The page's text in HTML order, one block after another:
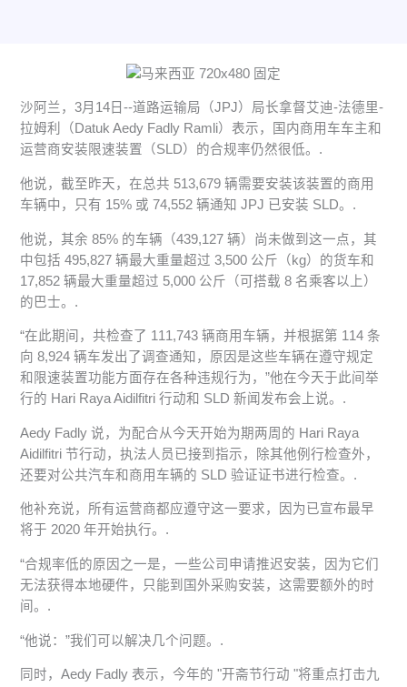
沙阿兰，3月14日--道路运输局（JPJ）局长拿督艾迪-法德里-
拉姆利（Datuk Aedy Fadly Ramli）表示，国内商用车车主和
运营商安装限速装置（SLD）的合规率仍然很低。.
他说，截至昨天，在总共 513,679 辆需要安装该装置的商用
车辆中，只有 15% 或 74,552 辆通知 JPJ 已安装 SLD。.
他说，其余 85% 的车辆（439,127 辆）尚未做到这一点，其
中包括 495,827 辆最大重量超过 3,500 公斤（kg）的货车和
17,852 辆最大重量超过 5,000 公斤（可搭载 8 名乘客以上）
的巴士。.
“在此期间，共检查了 111,743 辆商用车辆，并根据第 114 条
向 8,924 辆车发出了调查通知，原因是这些车辆在遵守规定
和限速装置功能方面存在各种违规行为，”他在今天于此间举
行的 Hari Raya Aidilfitri 行动和 SLD 新闻发布会上说。.
Aedy Fadly 说，为配合从今天开始为期两周的 Hari Raya
Aidilfitri 节行动，执法人员已接到指示，除其他例行检查外，
还要对公共汽车和商用车辆的 SLD 验证证书进行检查。.
他补充说，所有运营商都应遵守这一要求，因为已宣布最早
将于 2020 年开始执行。.
“合规率低的原因之一是，一些公司申请推迟安装，因为它们
无法获得本地硬件，只能到国外采购安装，这需要额外的时
间。.
“他说：”我们可以解决几个问题。.
同时，Aedy Fadly 表示，今年的 "开斋节行动 "将重点打击九